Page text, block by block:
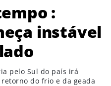
:
instável
pelo Sul do país irá
do frio e da geada